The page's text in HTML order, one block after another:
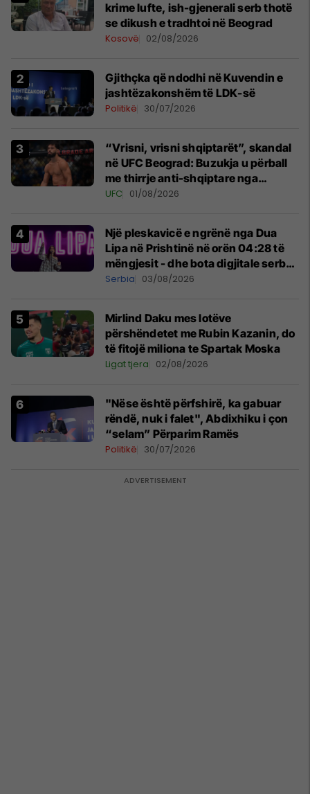
krime lufte, ish-gjenerali serb thotë
se dikush e tradhtoi në Beograd
Kosovë 02/08/2026
Gjithçka që ndodhi në Kuvendin e
jashtëzakonshëm të LDK-së
Politikë 30/07/2026
“Vrisni, vrisni shqiptarët”, skandal
në UFC Beograd: Buzukja u përball
me thirrje anti-shqiptare nga
tribunat
UFC 01/08/2026
Një pleskavicë e ngrënë nga Dua
Lipa në Prishtinë në orën 04:28 të
mëngjesit - dhe bota digjitale serbe
shpall gjendjen e luftës
Serbia 03/08/2026
Mirlind Daku mes lotëve
përshëndetet me Rubin Kazanin, do
të fitojë miliona te Spartak Moska
Ligat tjera 02/08/2026
"Nëse është përfshirë, ka gabuar
rëndë, nuk i falet", Abdixhiku i çon
“selam” Përparim Ramës
Politikë 30/07/2026